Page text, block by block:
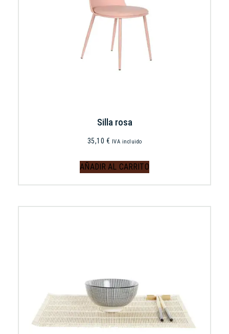
Silla rosa
35,10 € IVA incluido
AÑADIR AL CARRITO